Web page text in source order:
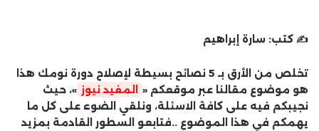
✍️ كتب: سارة إبراهيم
تخلص من الأرق بـ 5 نصائح بسيطة لإصلاح دورة نومك هذا
هو موضوع مقالنا عبر موقعكم «
المفيد نيوز »، حيث
نجيبكم فيه على كافة الاسئلة، ونلقي الضوء على كل ما
يهمكم في هذا الموضوع ..فتابعو السطور القادمة بمزيد